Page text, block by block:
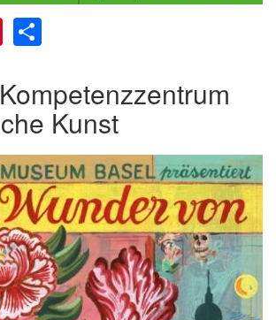
Pinterest
Kunst